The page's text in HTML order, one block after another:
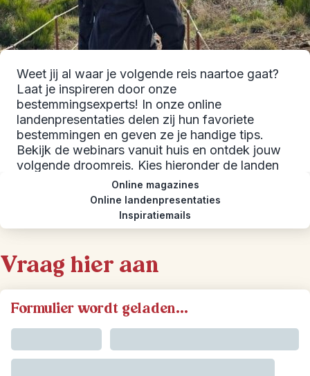
Weet jij al waar je volgende reis naartoe gaat?
Laat je inspireren door onze
bestemmingsexperts! In onze online
landenpresentaties delen zij hun favoriete
bestemmingen en geven ze je handige tips.
Bekijk de webinars vanuit huis en ontdek jouw
volgende droomreis. Kies hieronder de landen
en bekijk ze in je mailbox!
Online magazines
Online landenpresentaties
Inspiratiemails
Vraag hier aan
Formulier wordt geladen...